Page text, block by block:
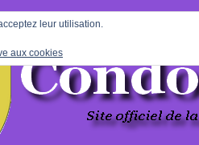
leur utilisation.
aux cookies